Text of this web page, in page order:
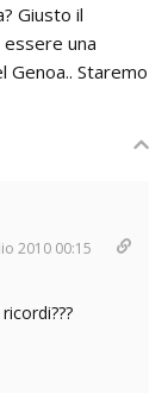
Giusto il
una
Genoa.. Staremo
2010 00:15